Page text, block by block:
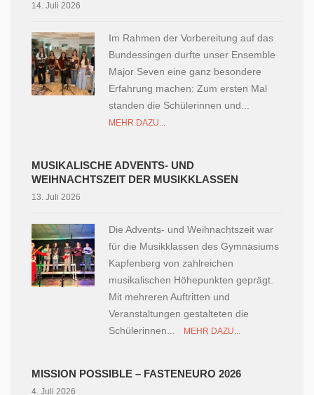
14. Juli 2026
Im Rahmen der Vorbereitung auf das
Bundessingen durfte unser Ensemble
Major Seven eine ganz besondere
Erfahrung machen: Zum ersten Mal
standen die Schülerinnen und...
MEHR DAZU...
MUSIKALISCHE ADVENTS- UND
WEIHNACHTSZEIT DER MUSIKKLASSEN
13. Juli 2026
Die Advents- und Weihnachtszeit war
für die Musikklassen des Gymnasiums
Kapfenberg von zahlreichen
musikalischen Höhepunkten geprägt.
Mit mehreren Auftritten und
Veranstaltungen gestalteten die
Schülerinnen...
MEHR DAZU...
MISSION POSSIBLE – FASTENEURO 2026
4. Juli 2026